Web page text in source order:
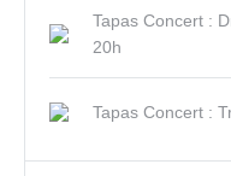
Tapas Concert :
20h
Tapas Concert :